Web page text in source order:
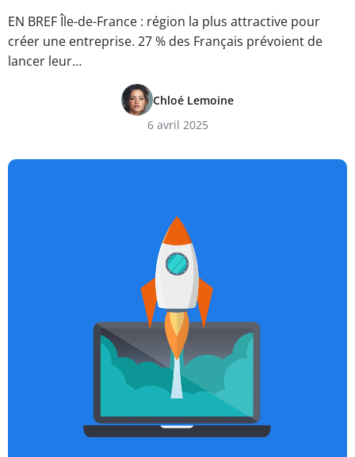
EN BREF Île-de-France : région la plus attractive pour
créer une entreprise. 27 % des Français prévoient de
lancer leur…
Chloé Lemoine
6 avril 2025